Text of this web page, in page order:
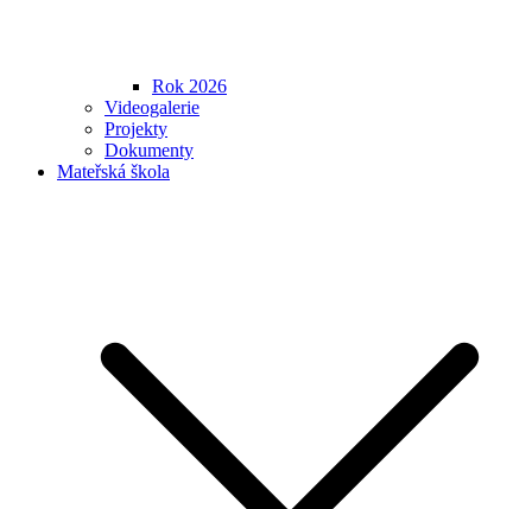
Rok 2026
Videogalerie
Projekty
Dokumenty
Mateřská škola